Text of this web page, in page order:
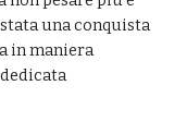
una conquista
in maniera